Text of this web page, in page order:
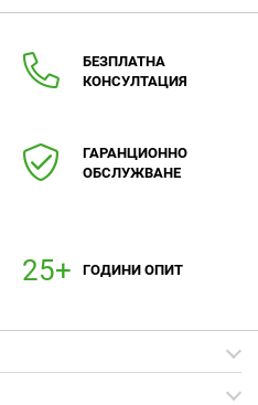
БЕЗПЛАТНА
КОНСУЛТАЦИЯ
ГАРАНЦИОННО
ОБСЛУЖВАНЕ
ГОДИНИ ОПИТ